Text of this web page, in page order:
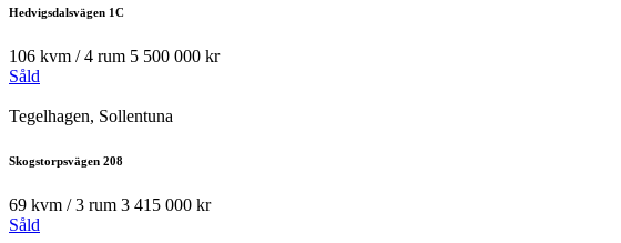
Hedvigsdalsvägen 1C
106 kvm / 4 rum 5 500 000 kr
Såld
Tegelhagen, Sollentuna
Skogstorpsvägen 208
69 kvm / 3 rum 3 415 000 kr
Såld